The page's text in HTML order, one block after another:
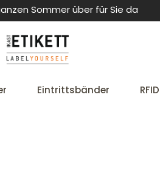
Sommer über für Sie da
Eintrittsbänder RFID